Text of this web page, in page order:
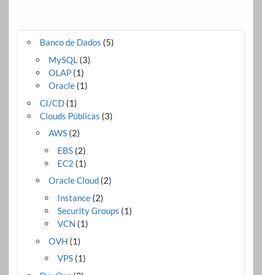
Banco de Dados (5)
MySQL(3)
OLAP(1)
Oracle(1)
CI/CD(1)
Clouds Públicas (3)
AWS(2)
EBS (2)
EC2 (1)
Oracle Cloud(2)
Instance (2)
Security Groups (1)
VCN (1)
OVH (1)
VPS (1)